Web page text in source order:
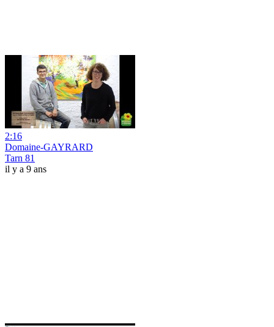
2:16
Domaine-GAYRARD
Tarn 81
il y a 9 ans